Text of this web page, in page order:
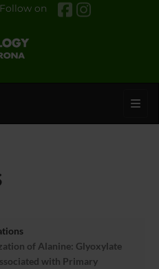
Follow on
of Alanine: Glyoxylate
with Primary